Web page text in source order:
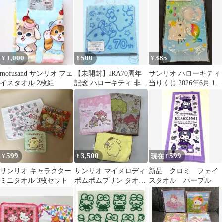
¥ 1,000
mofusand サンリオ フェ
イスタオル 2枚組
¥500
【未開封】JRA70周年
記念 ハローキティ 非売
品ハンカチ 青
¥385
サンリオ ハローキティ
当りくじ 2026年6月 11.
フェイスタオル B
¥599
サンリオ キャラクター
ミニタオル 3枚セット
¥3,500
サンリオ マイメロディ
ポムポムプリン タオル
3枚セット
現在 ¥599
新品 クロミ フェイ
スタオル パープル